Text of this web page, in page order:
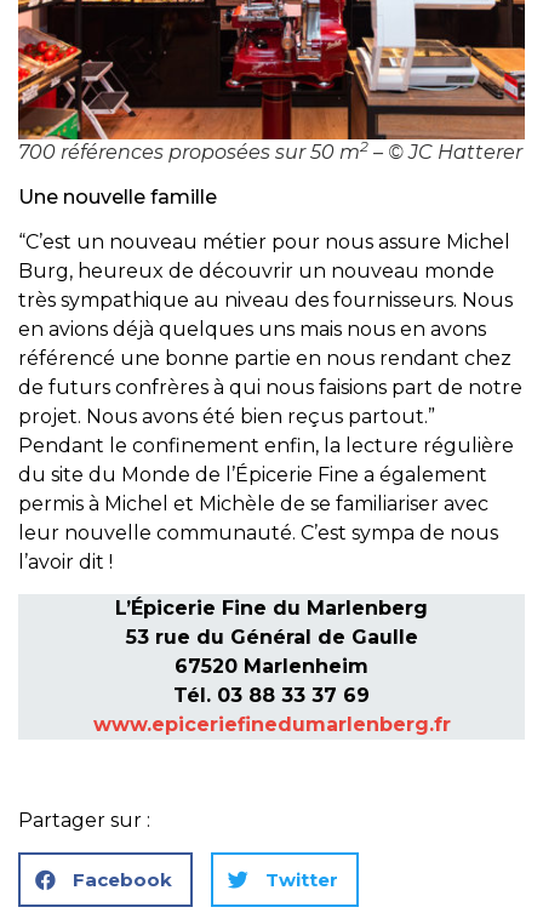
700 références proposées sur 50 m2 – © JC Hatterer
Une nouvelle famille
“C’est un nouveau métier pour nous assure Michel
Burg, heureux de découvrir un nouveau monde
très sympathique au niveau des fournisseurs. Nous
en avions déjà quelques uns mais nous en avons
référencé une bonne partie en nous rendant chez
de futurs confrères à qui nous faisions part de notre
projet. Nous avons été bien reçus partout.”
Pendant le confinement enfin, la lecture régulière
du site du Monde de l’Épicerie Fine a également
permis à Michel et Michèle de se familiariser avec
leur nouvelle communauté. C’est sympa de nous
l’avoir dit !
L’Épicerie Fine du Marlenberg
53 rue du Général de Gaulle
67520 Marlenheim
Tél. 03 88 33 37 69
www.epiceriefinedumarlenberg.fr
Partager sur :
Facebook Twitter